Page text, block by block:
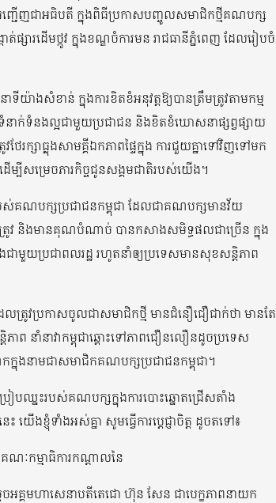
ជើញជាអធិបតី ក្នុងពិធីប្រកាសបញ្ចូលសមាជិកថ្មីគណបក្ស
ារដើមថ្កូវ ក្នុងខណ្ឌចំការមន រាជធានីភ្នំពេញ ដែលរៀបចំ
ាងសំខាន់ ក្នុងការខិតខំអនុវត្តឱ្យបានត្រឹមត្រូវតាមកម្ម
ក់ទំនងល្អជាមួយប្រជាជន និងខិតខំឃោសនាផ្សព្វផ្សាយ
ក្សាធ្លុងសាមគ្គីឯកភាពផ្ទៃក្នុង ការជួយគ្នាទៅវិញទៅមក
សម្រេចភារកិច្ចជូនសង្គមជាតិរបស់យើង។
បស់គណបក្សប្រជាជនកម្ពុជា ដែលជាគណបក្សមានវ័យ
វ និងមានគុណបំណាច់ បានកសាងសមិទ្ធផលជាច្រើន ក្នុង
ជាមួយប្រជាពលរដ្ឋ រហូតនាំឲ្យប្រទេសមានសុខសន្តិភាព
វប្រកាសចូលជាសមាជិកថ្មី មានជំនឿជឿជាក់ថា មានតែ
ព នាំនាវាកម្ពុជាឆ្ពោះទៅភាពជឿនលឿនដូចប្រទេស
នុងនាមជាសមាជិកគណបក្សប្រជាជនកម្ពុជា។
បឈ្នះរបស់គណបក្សក្នុងការបោះឆ្នោតជ្រើសតាំង
ើងខ្ញុំទាំងអស់គ្នា សូមធ្វើការប្តេជ្ញាចិត្ត ដូចតទៅ៖
ណៈកម្មាធិការកណ្តាលនៃ
ចអគ្គមហាសេនាបតីតេជោ ហ៊ុន សែន ជាបេក្ខភាពនាយក